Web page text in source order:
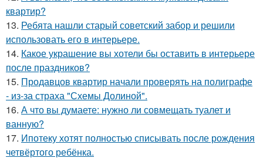
квартир?
13. Ребята нашли старый советский забор и решили
использовать его в интерьере.
14. Какое украшение вы хотели бы оставить в интерьере
после праздников?
15. Продавцов квартир начали проверять на полиграфе
- из-за страха "Схемы Долиной".
16. А что вы думаете: нужно ли совмещать туалет и
ванную?
17. Ипотеку хотят полностью списывать после рождения
четвёртого ребёнка.